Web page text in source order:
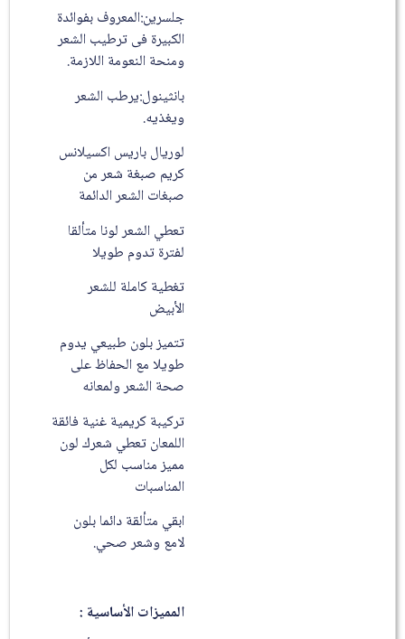
جلسرين:المعروف بفوائدة
الكبيرة فى ترطيب الشعر
ومنحة النعومة اللازمة.
بانثينول:يرطب الشعر
ويغذيه.
لوريال باريس اكسيلانس
كريم صبغة شعر من
صبغات الشعر الدائمة
تعطي الشعر لونا متألقا
لفترة تدوم طويلا
تغطية كاملة للشعر
الأبيض
تتميز بلون طبيعي يدوم
طويلا مع الحفاظ على
صحة الشعر ولمعانه
تركيبة كريمية غنية فائقة
اللمعان تعطي شعرك لون
مميز مناسب لكل
المناسبات
ابقي متألقة دائما بلون
لامع وشعر صحي.
المميزات الأساسية :